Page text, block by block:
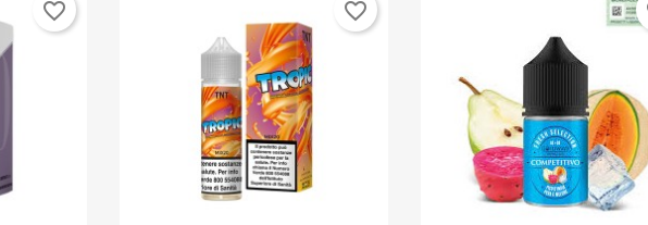
favorite_border favorite_border